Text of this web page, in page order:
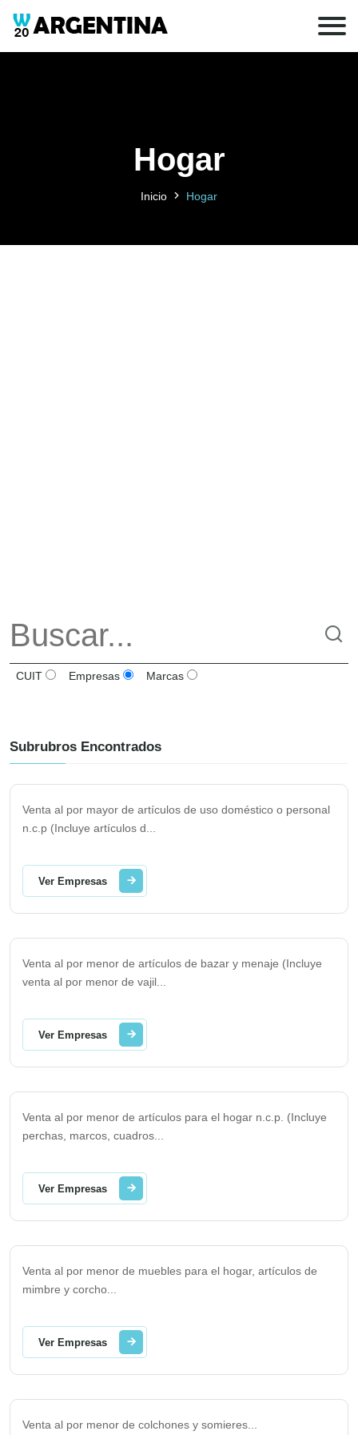
Hogar
Inicio Hogar
CUIT Empresas Marcas
Subrubros Encontrados
Venta al por mayor de artículos de uso doméstico o personal
n.c.p (Incluye artículos d
Ver Empresas
Venta al por menor de artículos de bazar y menaje (Incluye
venta al por menor de vajil
Ver Empresas
Venta al por menor de artículos para el hogar n.c.p. (Incluye
perchas, marcos, cuadros
Ver Empresas
Venta al por menor de muebles para el hogar, artículos de
mimbre y corcho
Ver Empresas
Venta al por menor de colchones y somieres